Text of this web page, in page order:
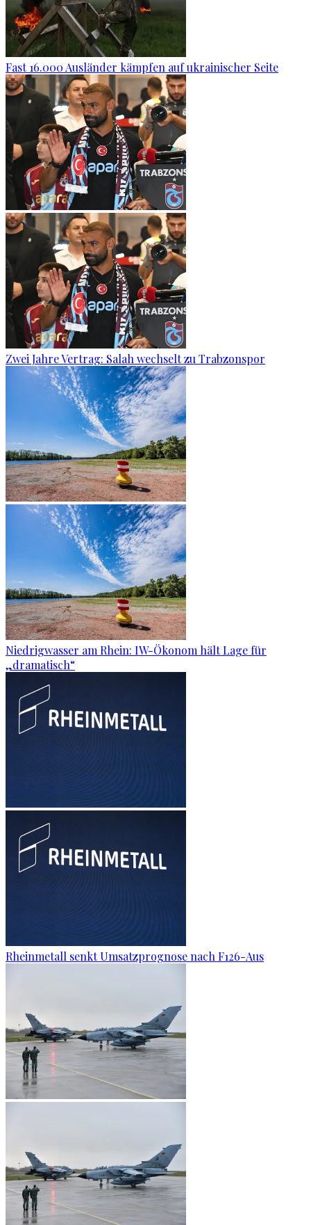
Fast 16.000 Ausländer kämpfen auf ukrainischer Seite
Zwei Jahre Vertrag: Salah wechselt zu Trabzonspor
Niedrigwasser am Rhein: IW-Ökonom hält Lage für
„dramatisch“
Rheinmetall senkt Umsatzprognose nach F126-Aus